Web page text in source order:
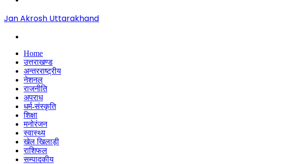
Jan Akrosh Uttarakhand
Home
उत्तराखण्ड
अन्तरराष्ट्रीय
नेशनल
राजनीति
अपराध
धर्म-संस्कृति
शिक्षा
मनोरंजन
स्वास्थ्य
खेल खिलाड़ी
राशिफल
सम्पादकीय